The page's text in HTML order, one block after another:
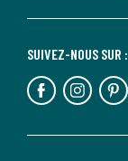
SUIVEZ-NOUS SUR :